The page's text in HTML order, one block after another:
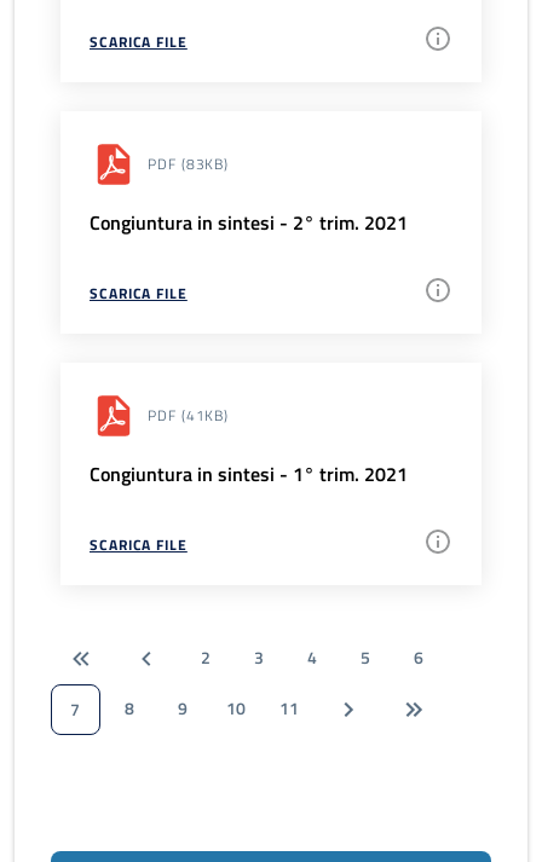
SCARICA FILE
PDF (83KB)
Congiuntura in sintesi - 2° trim. 2021
SCARICA FILE
PDF (41KB)
Congiuntura in sintesi - 1° trim. 2021
SCARICA FILE
2 3 4 5
6
7
8 9 10 11